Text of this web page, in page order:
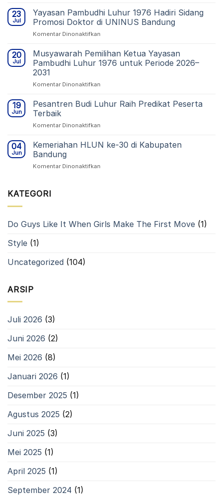
Generasi
Baru
Tenaga
Budi
Luhur
Baru
23
Jul
Yayasan Pambudhi Luhur 1976 Hadiri Sidang
Promosi Doktor di UNINUS Bandung
Komentar Dinonaktifkan
Pambudhi
Luhur
1976
Doktor
20
Jul
Musyawarah Pemilihan Ketua Yayasan
Pambudhi Luhur 1976 untuk Periode 2026–
2031
Komentar Dinonaktifkan
Pemilihan
1976
19
Jun
Pesantren Budi Luhur Raih Predikat Peserta
Terbaik
Komentar Dinonaktifkan
Budi
04
Jun
Kemeriahan HLUN ke-30 di Kabupaten
Bandung
Komentar Dinonaktifkan
Bandung
KATEGORI
Do Guys Like It When Girls Make The First Move (1)
Style (1)
Uncategorized (104)
ARSIP
Juli 2026 (3)
Juni 2026 (2)
Mei 2026 (8)
Januari 2026 (1)
Desember 2025 (1)
Agustus 2025 (2)
Juni 2025 (3)
Mei 2025 (1)
April 2025 (1)
September 2024 (1)